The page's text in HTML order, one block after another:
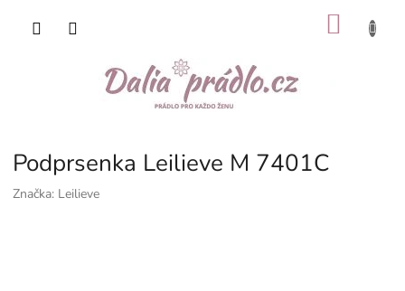
Podprsenka Leilieve M 7401C
Značka: Leilieve